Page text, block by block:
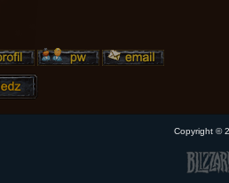
Copyright ©